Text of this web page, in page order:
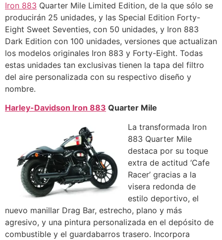
Iron 883 Quarter Mile Limited Edition, de la que sólo se
producirán 25 unidades, y las Special Edition Forty-
Eight Sweet Seventies, con 50 unidades, y Iron 883
Dark Edition con 100 unidades, versiones que actualizan
los modelos originales Iron 883 y Forty-Eight. Todas
estas unidades tan exclusivas tienen la tapa del filtro
del aire personalizada con su respectivo diseño y
nombre.
Harley-Davidson Iron 883 Quarter Mile
La transformada Iron
883 Quarter Mile
destaca por su toque
extra de actitud ‘Cafe
Racer’ gracias a la
visera redonda de
estilo deportivo, el
nuevo manillar Drag Bar, estrecho, plano y más
agresivo, y una pintura personalizada en el depósito de
combustible y el guardabarros trasero. Incorpora